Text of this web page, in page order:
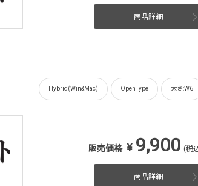
商品詳細
Hybrid(Win&Mac) OpenType 太さ:W6
販売価格 ¥ 9,900 (税
商品詳細